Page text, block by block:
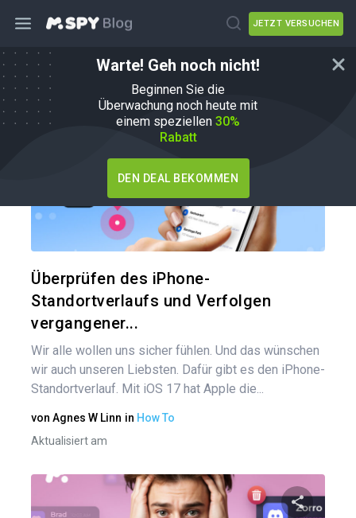
JETZT VERSUCHEN
Warte! Geh noch nicht!
Beginnen Sie die
Überwachung noch heute mit
einem speziellen 30%
Rabatt
DEN DEAL BEKOMMEN
Wie man
Überprüfen des iPhone-
Standortverlaufs und Verfolgen
vergangener...
Wir alle wollen uns sicher fühlen. Und das wünschen
wir auch unseren Liebsten. Dafür gibt es den iPhone-
Standortverlauf. Mit iOS 17 hat Apple die...
von Agnes W Linn in How To
Aktualisiert am